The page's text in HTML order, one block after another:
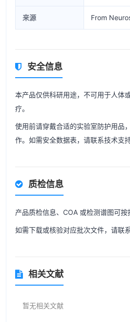
来源 From
安全信息
本产品仅供科研用途，不可用于人体
疗。
使用前请穿戴合适的实验室防护用品
作。如需安全数据表，请联系技术支持
质检信息
产品质检信息、COA 或检测谱图可按
如需下载或核验对应批次文件，请联
相关文献
暂无相关文献